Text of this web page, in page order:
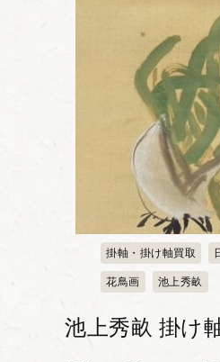
掛軸・掛け軸買取
花鳥画 池上秀畝
池上秀畝 掛け